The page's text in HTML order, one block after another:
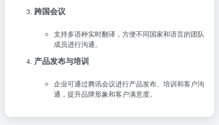
跨国会议
支持多语种实时翻译，方便不同国家和语言的团队
成员进行沟通。
产品发布与培训
企业可通过腾讯会议进行产品发布、培训和客户沟
通，提升品牌形象和客户满意度。